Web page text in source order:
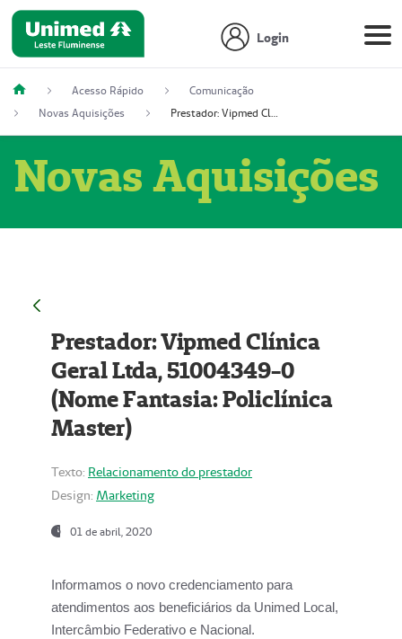
Login
Acesso Rápido
Comunicação
Novas Aquisições
Prestador: Vipmed Clínica Geral Ltda, 51004349-0 (Nome Fantasia: Policlínica Master)
Novas Aquisições
Prestador: Vipmed Clínica
Geral Ltda, 51004349-0
(Nome Fantasia: Policlínica
Master)
Texto: Relacionamento do prestador
Design: Marketing
01 de abril, 2020
Informamos o novo credenciamento para
atendimentos aos beneficiários da Unimed Local,
Intercâmbio Federativo e Nacional.